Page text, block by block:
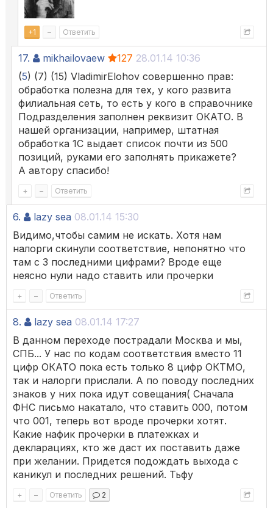
+1 – Ответить
17. mikhailovaew 127 28.01.14 10:36
(5) (7) (15) VladimirElohov совершенно прав:
обработка полезна для тех, у кого развита
филиальная сеть, то есть у кого в справочнике
Подразделения заполнен реквизит ОКАТО. В
нашей организации, например, штатная
обработка 1С выдает список почти из 500
позиций, руками его заполнять прикажете?
А автору спасибо!
+ – Ответить
6. lazy sea 08.01.14 15:30
Видимо,чтобы самим не искать. Хотя нам
налорги скинули соответствие, непонятно что
там с 3 последними цифрами? Вроде еще
неясно нули надо ставить или прочерки
+ – Ответить
8. lazy sea 08.01.14 17:27
В данном переходе пострадали Москва и мы,
СПБ... У нас по кодам соответствия вместо 11
цифр ОКАТО пока есть только 8 цифр ОКТМО,
так и налорги прислали. А по поводу последних
знаков у них пока идут совещания( Сначала
ФНС письмо накатало, что ставить 000, потом
что 001, теперь вот вроде прочерки хотят.
Какие нафик прочерки в платежках и
декларациях, кто же даст их поставить даже
при желании. Придется подождать выхода с
каникул и последних решений. Тьфу
+ – Ответить 2